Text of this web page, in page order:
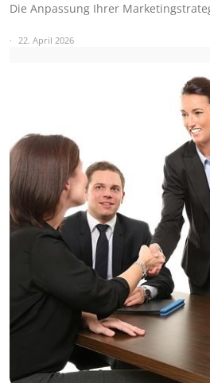
Die Anpassung Ihrer
22. April 2026